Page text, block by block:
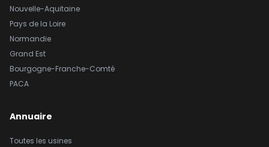
Nouvelle-Aquitaine
Pays de la Loire
Normandie
Grand Est
Bourgogne-Franche-Comté
PACA
Annuaire
Toutes les usines